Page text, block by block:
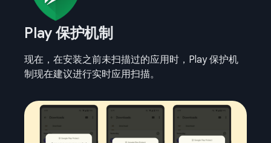
Play 保护机制
现在，在安装之前未扫描过的应用时，Play 保护机
制现在建议进行实时应用扫描。